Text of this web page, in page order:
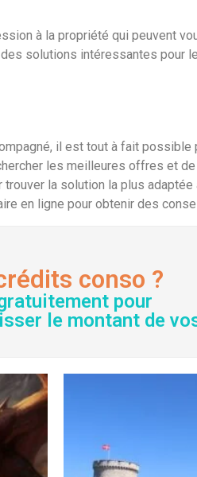
à la propriété qui peuvent
solutions intéressantes pour
il est tout à fait
les meilleures offres et
trouver la solution la plus
en ligne pour obtenir des
conso ?
pour
le montant de